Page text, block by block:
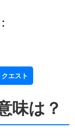
エスト
味は？